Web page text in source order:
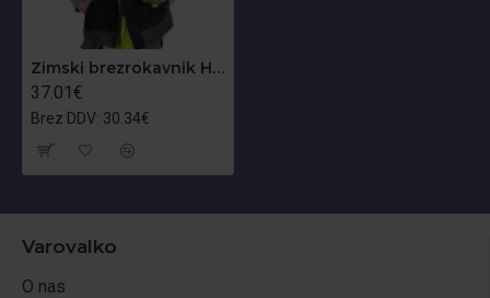
Zimski brezrokavnik HYPER-V
37.01€
Brez DDV: 30.34€
Varovalko
O nas